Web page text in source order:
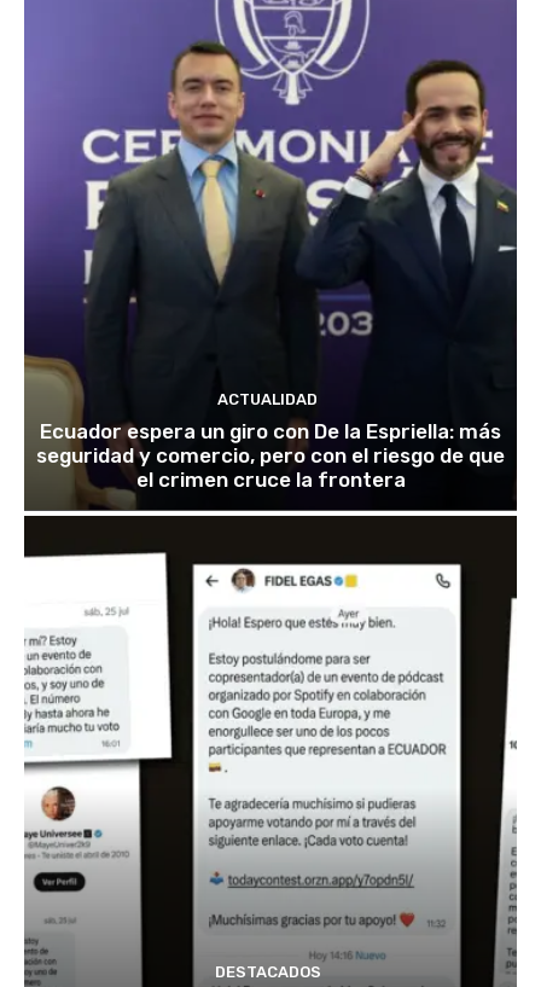
ACTUALIDAD
Ecuador espera un giro con De la Espriella: más
seguridad y comercio, pero con el riesgo de que
el crimen cruce la frontera
DESTACADOS